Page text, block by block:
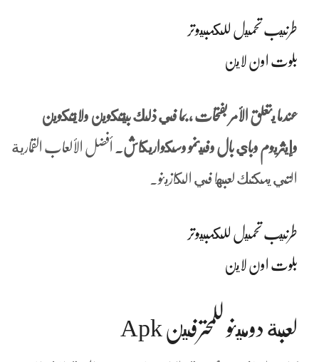
طرنيب تحميل للكمبيوتر
بلوت اون لاين
عندما يتعلق الأمر بفتحات ، بما في ذلك بيتكوين ولايتكوين
وإيثريوم وباي بال وفينمو وسكواريكاش. أفضل الألعاب القمارية
التي يمكنك لعبها في الكازينو.
طرنيب تحميل للكمبيوتر
بلوت اون لاين
لعبة دومينو للمحترفين Apk